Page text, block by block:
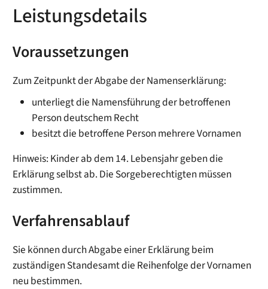
Leistungsdetails
Voraussetzungen
Zum Zeitpunkt der Abgabe der Namenserklärung:
unterliegt die Namensführung der betroffenen
Person deutschem Recht
besitzt die betroffene Person mehrere Vornamen
Hinweis: Kinder ab dem 14. Lebensjahr geben die
Erklärung selbst ab. Die Sorgeberechtigten müssen
zustimmen.
Verfahrensablauf
Sie können durch Abgabe einer Erklärung beim
zuständigen Standesamt die Reihenfolge der Vornamen
neu bestimmen.